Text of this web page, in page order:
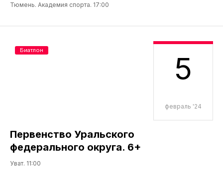
Тюмень. Академия спорта. 17:00
5
февраль '24
Первенство Уральского
федерального округа. 6+
Уват. 11:00
Биатлон